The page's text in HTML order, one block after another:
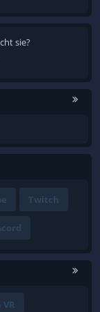
sie?
Twitch